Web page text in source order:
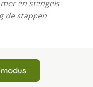
en stengels
de stappen